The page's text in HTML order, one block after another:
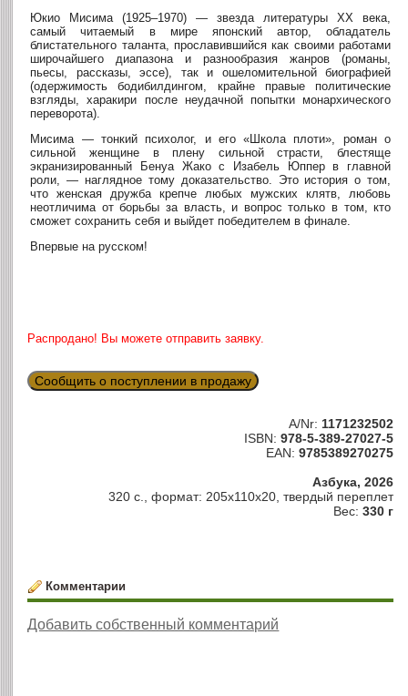
Юкио Мисима (1925–1970) — звезда литературы XX века,
самый читаемый в мире японский автор, обладатель
блистательного таланта, прославившийся как своими работами
широчайшего диапазона и разнообразия жанров (романы,
пьесы, рассказы, эссе), так и ошеломительной биографией
(одержимость бодибилдингом, крайне правые политические
взгляды, харакири после неудачной попытки монархического
переворота).
Мисима — тонкий психолог, и его «Школа плоти», роман о
сильной женщине в плену сильной страсти, блестяще
экранизированный Бенуа Жако с Изабель Юппер в главной
роли, — наглядное тому доказательство. Это история о том,
что женская дружба крепче любых мужских клятв, любовь
неотличима от борьбы за власть, и вопрос только в том, кто
сможет сохранить себя и выйдет победителем в финале.
Впервые на русском!
Распродано! Вы можете отправить заявку.
Сообщить о поступлении в продажу
A/Nr: 1171232502
ISBN: 978-5-389-27027-5
EAN: 9785389270275
Азбука, 2026
320 с., формат: 205x110x20, твердый переплет
Вес: 330 г
Комментарии
Добавить собственный комментарий